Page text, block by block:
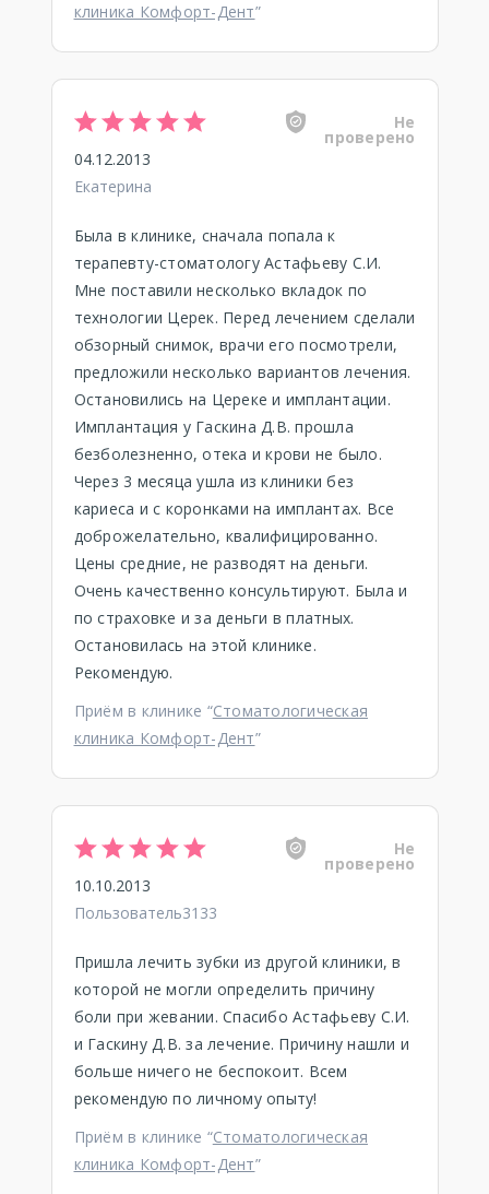
клиника Комфорт-Дент”
Не
проверено
04.12.2013
Екатерина
Была в клинике, сначала попала к
терапевту-стоматологу Астафьеву С.И.
Мне поставили несколько вкладок по
технологии Церек. Перед лечением сделали
обзорный снимок, врачи его посмотрели,
предложили несколько вариантов лечения.
Остановились на Цереке и имплантации.
Имплантация у Гаскина Д.В. прошла
безболезненно, отека и крови не было.
Через 3 месяца ушла из клиники без
кариеса и с коронками на имплантах. Все
доброжелательно, квалифицированно.
Цены средние, не разводят на деньги.
Очень качественно консультируют. Была и
по страховке и за деньги в платных.
Остановилась на этой клинике.
Рекомендую.
Приём в клинике “Стоматологическая
клиника Комфорт-Дент”
Не
проверено
10.10.2013
Пользователь3133
Пришла лечить зубки из другой клиники, в
которой не могли определить причину
боли при жевании. Спасибо Астафьеву С.И.
и Гаскину Д.В. за лечение. Причину нашли и
больше ничего не беспокоит. Всем
рекомендую по личному опыту!
Приём в клинике “Стоматологическая
клиника Комфорт-Дент”